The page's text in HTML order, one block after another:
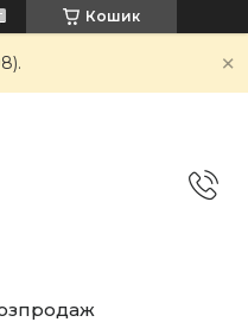
Кошик